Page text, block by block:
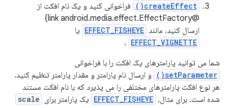
createEffect()
فراخوانی کنید و یک نام افکت از
@link android.media.effect.EffectFactory}
ارسال کنید، مانند EFFECT_FISHEYE یا
EFFECT_VIGNETTE
.
شما می توانید پارامترهای یک افکت را با فراخوانی
setParameter()
و ارسال نام پارامتر و مقدار پارامتر تنظیم کنید.
هر نوع افکت پارامترهای مختلفی را می پذیرد که با نام افکت مستند
شده است. برای مثال، EFFECT_FISHEYE یک پارامتر برای scale